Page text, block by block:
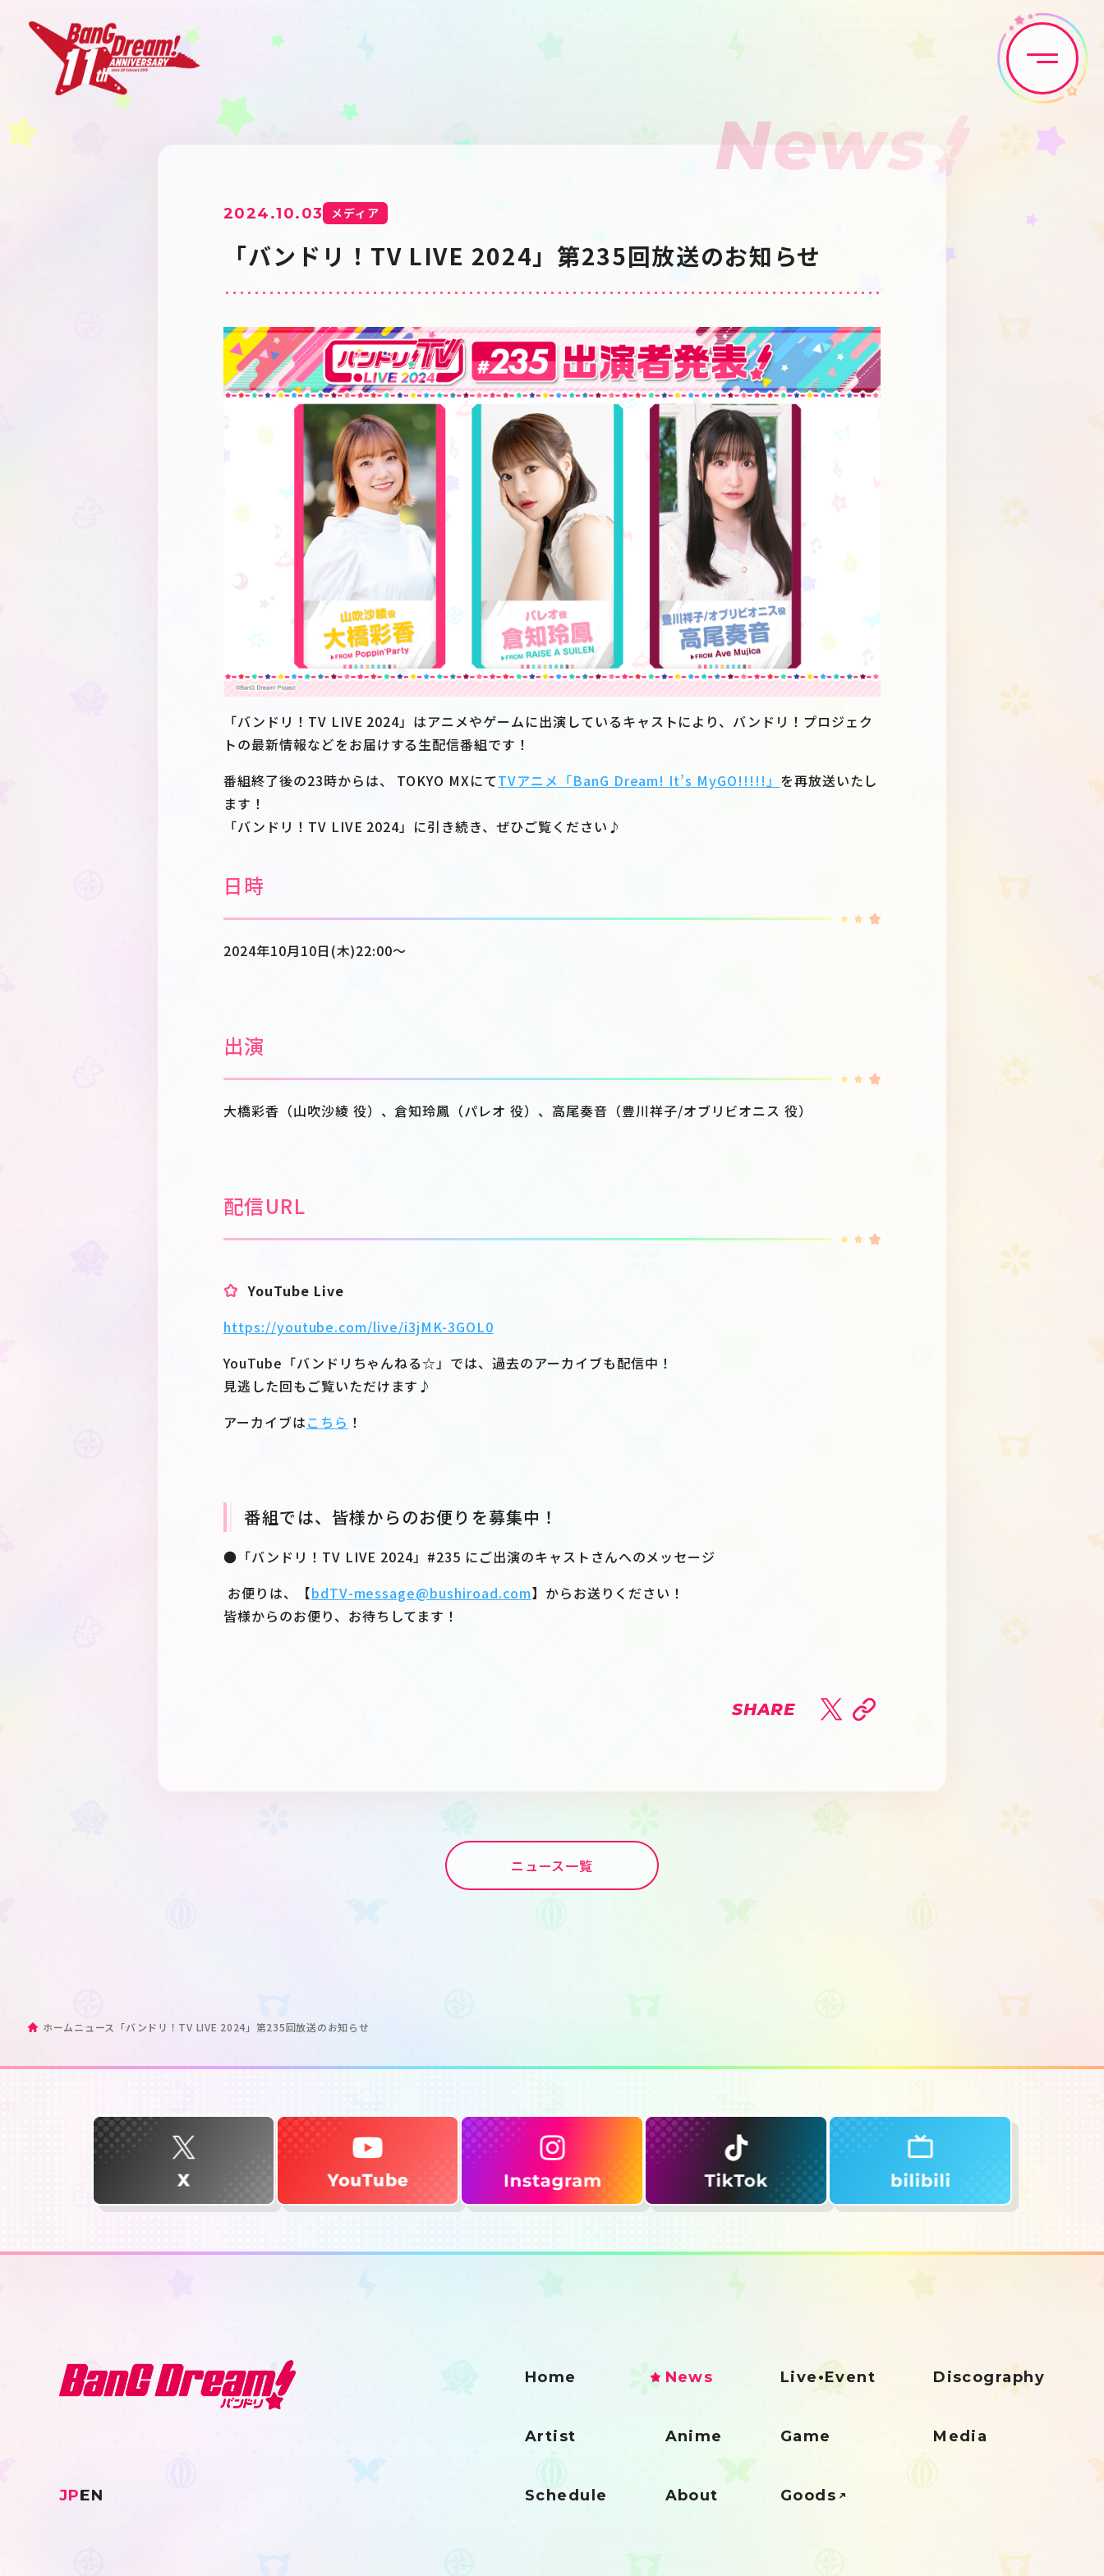
Home News
Artist Anime
Schedule
News
2024.10.03 メディア
「バンドリ！TV LIVE 2024」第235回放送のお知らせ
「バンドリ！TV LIVE 2024」はアニメやゲームに出演しているキャストにより、バンドリ！プロジェク
トの最新情報などをお届けする生配信番組です！
番組終了後の23時からは、 TOKYO MXにてTVアニメ「BanG Dream! It’s MyGO!!!!!」 を再放送いたし
ます！
「バンドリ！TV LIVE 2024」に引き続き、ぜひご覧ください♪
日時
2024年10月10日(木)22:00～
出演
大橋彩香（山吹沙綾 役）、倉知玲鳳（パレオ 役）、高尾奏音（豊川祥子/オブリビオニス 役）
配信URL
YouTube Live
https://youtube.com/live/i3jMK-3GOL0
YouTube「バンドリちゃんねる☆」では、過去のアーカイブも配信中！
見逃した回もご覧いただけます♪
アーカイブはこちら ！
番組では、皆様からのお便りを募集中！
●「バンドリ！TV LIVE 2024」#235 にご出演のキャストさんへのメッセージ
お便りは、【bdTV-message@bushiroad.com】からお送りください！
皆様からのお便り、お待ちしてます！
SHARE
ニュース一覧
ホームニュース 「バンドリ！TV LIVE 2024」第235回放送のお知らせ
Home News Live•Event Discography
Artist Anime Game Media
Schedule About Goods
JPEN